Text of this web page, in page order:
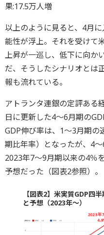
果:17.5万人増
以上のように見ると、4月
能性が浮上。それを受けて
上昇が一巡し、低下に向か
だ、そうしたシナリオとは
報も流れている。
アトランタ連銀の定評ある
日に更新した4～6月期の
GDP伸び率は、1～3月期の
期比年率）となったが、4
2023年7～9月期以来の4％
予想だった（図表2参照）。
【図表2】米実質GDP四
と予想（2023年～）